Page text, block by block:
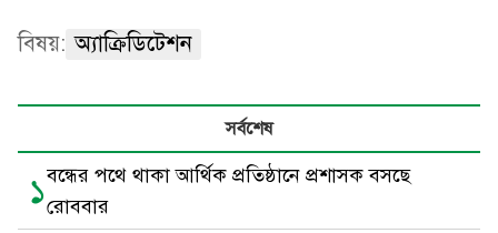
বিষয়: অ্যাক্রিডিটেশন
সর্বশেষ
১বন্ধের পথে থাকা আর্থিক প্রতিষ্ঠানে প্রশাসক বসছে
রোববার